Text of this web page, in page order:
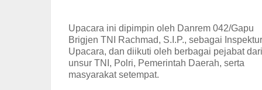
Upacara ini dipimpin oleh Danrem 042/Gapu
Brigjen TNI Rachmad, S.I.P., sebagai Inspektur
Upacara, dan diikuti oleh berbagai pejabat dari
unsur TNI, Polri, Pemerintah Daerah, serta
masyarakat setempat.